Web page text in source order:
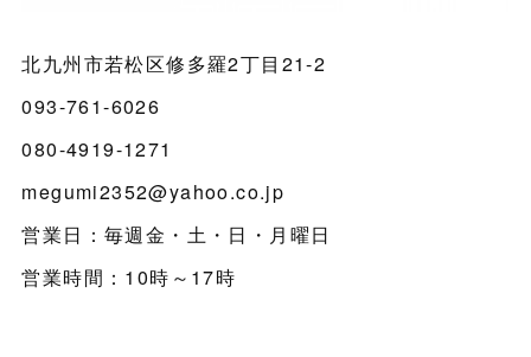
北九州市若松区修多羅2丁目21-2
093-761-6026
080-4919-1271
megumi2352@yahoo.co.jp
営業日：毎週金・土・日・月曜日
営業時間：10時～17時